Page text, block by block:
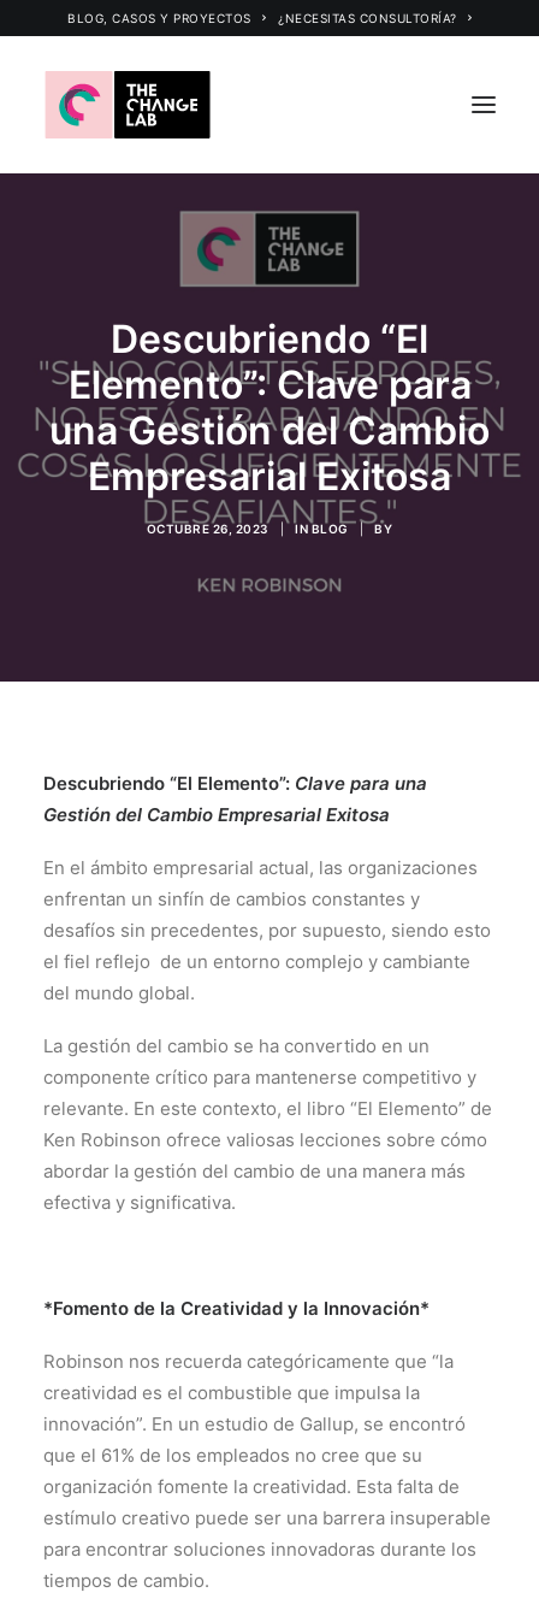
BLOG, CASOS Y PROYECTOS ¿NECESITAS CONSULTORÍA?
CERTIFICACIÓN INTERNACIONAL
PROGRAMAS Y TALLERES
CHANGE LAB
TLC SCHOOL
Descubriendo “El
Elemento”: Clave para
una Gestión del Cambio
Empresarial Exitosa
OCTUBRE 26, 2023 INBLOG | BY
Descubriendo “El Elemento”: Clave para una
Gestión del Cambio Empresarial Exitosa
En el ámbito empresarial actual, las organizaciones
enfrentan un sinfín de cambios constantes y
desafíos sin precedentes, por supuesto, siendo esto
el fiel reflejo de un entorno complejo y cambiante
del mundo global.
La gestión del cambio se ha convertido en un
componente crítico para mantenerse competitivo y
relevante. En este contexto, el libro “El Elemento” de
Ken Robinson ofrece valiosas lecciones sobre cómo
abordar la gestión del cambio de una manera más
efectiva y significativa.
*Fomento de la Creatividad y la Innovación*
Robinson nos recuerda categóricamente que “la
creatividad es el combustible que impulsa la
innovación”. En un estudio de Gallup, se encontró
que el 61% de los empleados no cree que su
organización fomente la creatividad. Esta falta de
estímulo creativo puede ser una barrera insuperable
para encontrar soluciones innovadoras durante los
tiempos de cambio.